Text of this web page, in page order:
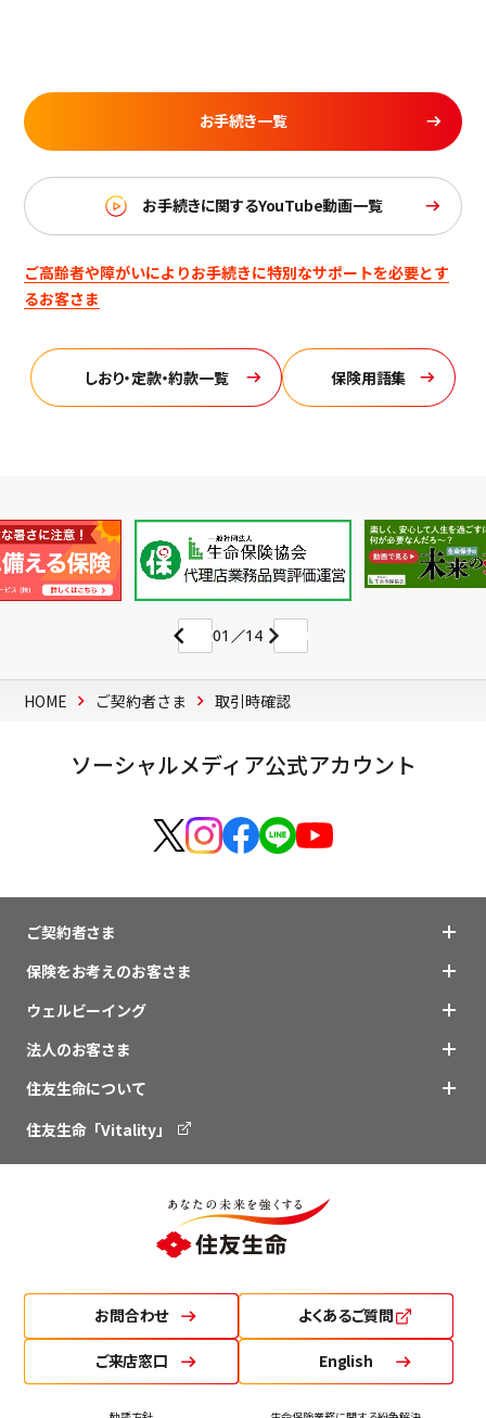
お手続き一覧
お手続きに関するYouTube動画一覧
ご高齢者や障がいによりお手続きに特別なサポートを必要とす
るお客さま
しおり・定款・約款一覧 保険用語集
01 14
HOME ご契約者さま 取引時確認
ソーシャルメディア公式アカウント
ご契約者さま
保険をお考えのお客さま
ウェルビーイング
法人のお客さま
住友生命について
住友生命「Vitality」
お問合わせ よくあるご質問
ご来店窓口 English